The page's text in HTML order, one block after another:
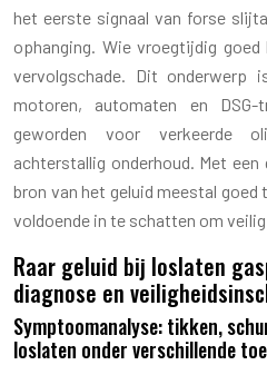
het eerste signaal van forse
ophanging. Wie vroegtijdig
vervolgschade. Dit onderwerp
motoren, automaten en DSG-
geworden voor verkeerde
achterstallig onderhoud. Met
bron van het geluid meestal goed
voldoende in te schatten om
Raar geluid bij loslaten
diagnose en
Symptoomanalyse: tikken,
loslaten onder verschillende